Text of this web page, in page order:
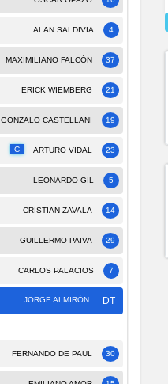
4
ALAN SALDIVIA
37
MAXIMILIANO FALCÓN
21
ERICK WIEMBERG
19
GONZALO CASTELLANI
23
ARTURO VIDAL
C
5
LEONARDO GIL
14
CRISTIAN ZAVALA
29
GUILLERMO PAIVA
7
CARLOS PALACIOS
DT
JORGE ALMIRÓN
30
FERNANDO DE PAUL